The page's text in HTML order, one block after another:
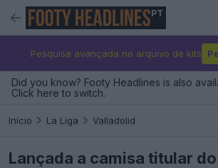
PT
Pesquisa avançada no arquivo de kits
Did you know? Footy Headlines is also
Click here to switch.
Início La Liga Valladolid
Lançada a camisa titular